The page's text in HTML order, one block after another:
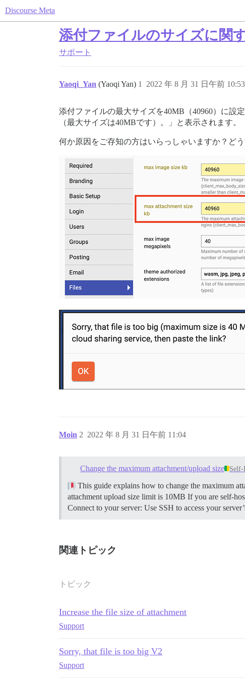
Discourse Meta
添付ファイルのサイズに関
サポート
Yaoqi_Yan (Yaoqi Yan) 2022 年 8 月 31 日午前 10:53
1
添付ファイルの最大サイズを40MB（40960）に設
（最大サイズは40MBです）。」と表示されます。
何か原因をご存知の方はいらっしゃいますか？ど
Moin 2022 年 8 月 31 日午前 11:04
2
Change the maximum attachment/upload size Self-
This guide explains how to change the maximum
attachment upload size limit is 10MB If you are self-
Connect to your server: Use SSH to access your
関連トピック
トピック
Increase the file size of attachment
Support
Sorry, that file is too big V2
Support